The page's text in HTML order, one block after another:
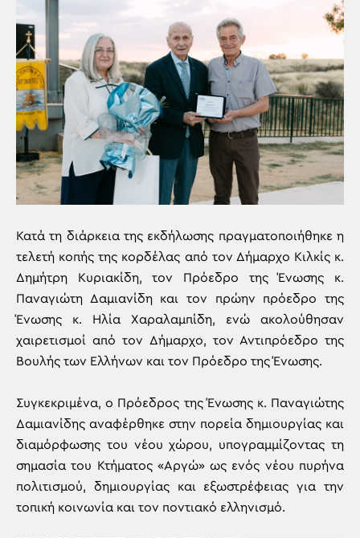
Κατά τη διάρκεια της εκδήλωσης πραγματοποιήθηκε η
τελετή κοπής της κορδέλας από τον Δήμαρχο Κιλκίς κ.
Δημήτρη Κυριακίδη, τον Πρόεδρο της Ένωσης κ.
Παναγιώτη Δαμιανίδη και τον πρώην πρόεδρο της
Ένωσης κ. Ηλία Χαραλαμπίδη, ενώ ακολούθησαν
χαιρετισμοί από τον Δήμαρχο, τον Αντιπρόεδρο της
Βουλής των Ελλήνων και τον Πρόεδρο της Ένωσης.
Συγκεκριμένα, ο Πρόεδρος της Ένωσης κ. Παναγιώτης
Δαμιανίδης αναφέρθηκε στην πορεία δημιουργίας και
διαμόρφωσης του νέου χώρου, υπογραμμίζοντας τη
σημασία του Κτήματος «Αργώ» ως ενός νέου πυρήνα
πολιτισμού, δημιουργίας και εξωστρέφειας για την
τοπική κοινωνία και τον ποντιακό ελληνισμό.